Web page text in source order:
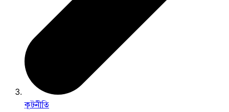
কূটনীতি